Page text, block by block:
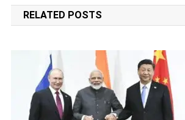
RELATED POSTS